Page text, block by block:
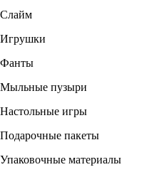
Слайм
Игрушки
Фанты
Мыльные пузыри
Настольные игры
Подарочные пакеты
Упаковочные материалы